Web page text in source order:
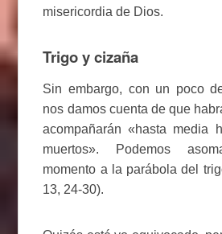
misericordia de Dios.
Trigo y cizaña
Sin embargo, con un poco
nos damos cuenta de que
acompañarán «hasta media
muertos». Podemos
momento a la parábola del
13, 24-30).